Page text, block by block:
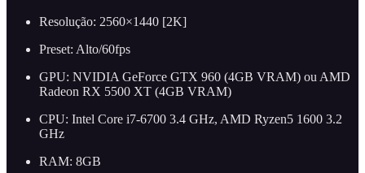
Resolução: 2560×1440 [2K]
Preset: Alto/60fps
GPU: NVIDIA GeForce GTX 960 (4GB VRAM) ou AMD
Radeon RX 5500 XT (4GB VRAM)
CPU: Intel Core i7-6700 3.4 GHz, AMD Ryzen5 1600 3.2
GHz
RAM: 8GB